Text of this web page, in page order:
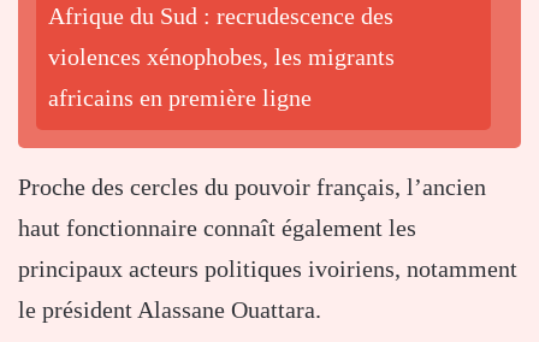
Afrique du Sud : recrudescence des
violences xénophobes, les migrants
africains en première ligne
Proche des cercles du pouvoir français, l’ancien
haut fonctionnaire connaît également les
principaux acteurs politiques ivoiriens, notamment
le président Alassane Ouattara.